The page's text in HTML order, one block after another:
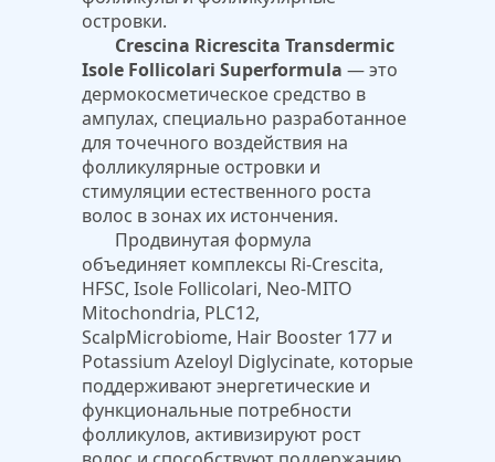
островки.
Crescina Ricrescita Transdermic
Isole Follicolari Superformula — это
дермокосметическое средство в
ампулах, специально разработанное
для точечного воздействия на
фолликулярные островки и
стимуляции естественного роста
волос в зонах их истончения.
Продвинутая формула
объединяет комплексы Ri-Crescita,
HFSC, Isole Follicolari, Neo-MITO
Mitochondria, PLC12,
ScalpMicrobiome, Hair Booster 177 и
Potassium Azeloyl Diglycinate, которые
поддерживают энергетические и
функциональные потребности
фолликулов, активизируют рост